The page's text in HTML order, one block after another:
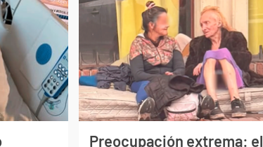
Preocupación extrema: el